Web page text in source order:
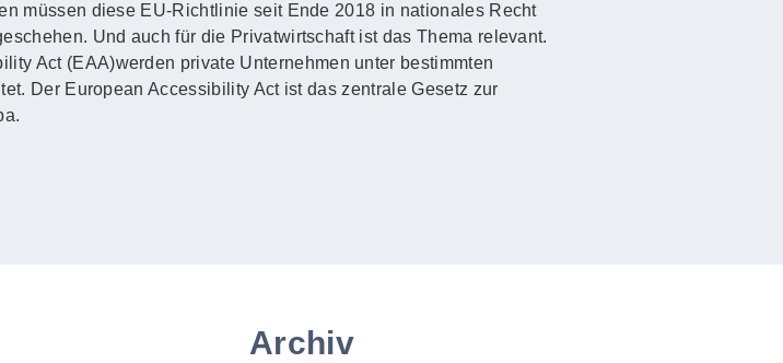
müssen diese EU-Richtlinie seit Ende 2018 in nationales Recht
Und auch für die Privatwirtschaft ist das Thema relevant.
Act (EAA)werden private Unternehmen unter bestimmten
Der European Accessibility Act ist das zentrale Gesetz zur
Archiv